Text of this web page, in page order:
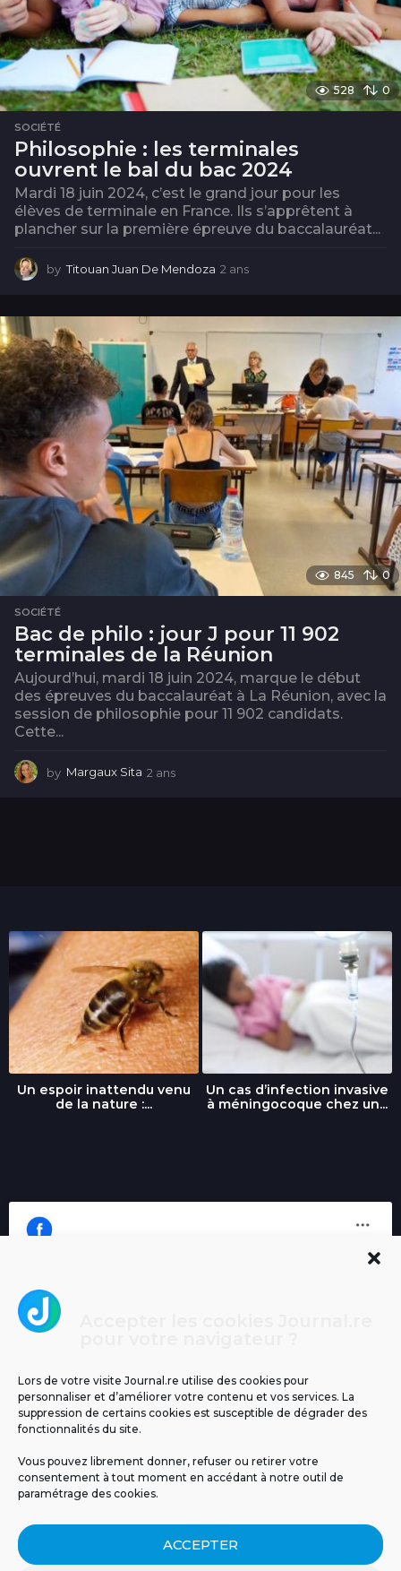
Lors de votre visite Journal.re utilise des cookies pour
personnaliser et d’améliorer votre contenu et vos services. La
suppression de certains cookies est susceptible de dégrader des
fonctionnalités du site.
Vous pouvez librement donner, refuser ou retirer votre
consentement à tout moment en accédant à notre outil de
paramétrage des cookies.
ACCEPTER
528 0
SOCIÉTÉ
Philosophie : les terminales
ouvrent le bal du bac 2024
Mardi 18 juin 2024, c’est le grand jour pour les
élèves de terminale en France. Ils s’apprêtent à
plancher sur la première épreuve du baccalauréat...
by Titouan Juan De Mendoza 2 ans
s
845 0
SOCIÉTÉ
Bac de philo : jour J pour 11 902
terminales de la Réunion
Aujourd’hui, mardi 18 juin 2024, marque le début
des épreuves du baccalauréat à La Réunion, avec la
session de philosophie pour 11 902 candidats.
Cette...
by Margaux Sita 2 ans
Un espoir inattendu venu
de la nature :...
Un cas d’infection invasive
à méningocoque chez un...
MENTIONS LÉGALES PUBLICITÉ
BLOG
NOS ÉMISSIONS
POLITIQUE DE CONFIDENTIALITÉ
CONTACT